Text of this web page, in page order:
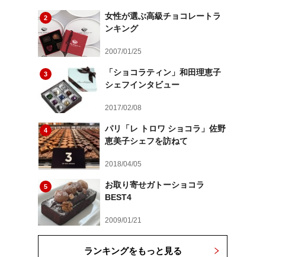
2
女性が選ぶ高級チョコレートラ
ンキング
2007/01/25
3
「ショコラティン」和田理恵子
シェフインタビュー
2017/02/08
4
パリ「レ トロワ ショコラ」佐野
恵美子シェフを訪ねて
2018/04/05
5
お取り寄せガトーショコラ
BEST4
2009/01/21
ランキングをもっと見る